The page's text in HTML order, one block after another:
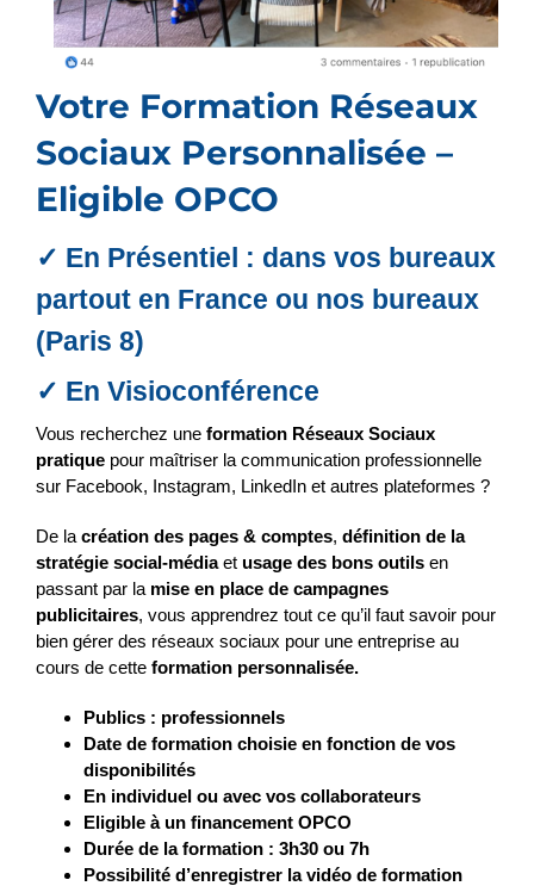
Votre Formation Réseaux
Sociaux Personnalisée –
Eligible OPCO
✓ En Présentiel : dans vos bureaux
partout en France ou nos bureaux
(Paris 8)
✓ En Visioconférence
Vous recherchez une formation Réseaux Sociaux
pratique pour maîtriser la communication professionnelle
sur Facebook, Instagram, LinkedIn et autres plateformes ?
De la création des pages & comptes, définition de la
stratégie social-médiaet usage des bons outils en
passant par la mise en place de campagnes
publicitaires, vous apprendrez tout ce qu’il faut savoir pour
bien gérer des réseaux sociaux pour une entreprise au
cours de cette formation personnalisée.
Publics : professionnels
Date de formation choisie en fonction de vos
disponibilités
En individuel ou avec vos collaborateurs
Eligible à un financement OPCO
Durée de la formation : 3h30 ou 7h
Possibilité d’enregistrer la vidéo de formation